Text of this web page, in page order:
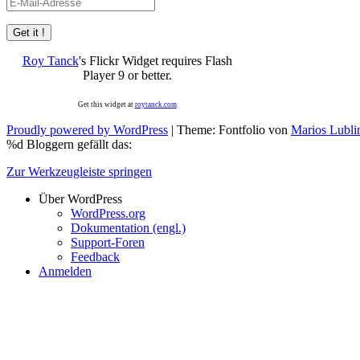
Mail-
Adresse
Roy Tanck's Flickr Widget requires Flash
Player 9 or better.
Get this widget at roytanck.com
Proudly powered by WordPress | Theme: Fontfolio von Marios
%d Bloggern gefällt das:
Zur Werkzeugleiste springen
Über WordPress
WordPress.org
Dokumentation (engl.)
Support-Foren
Feedback
Anmelden